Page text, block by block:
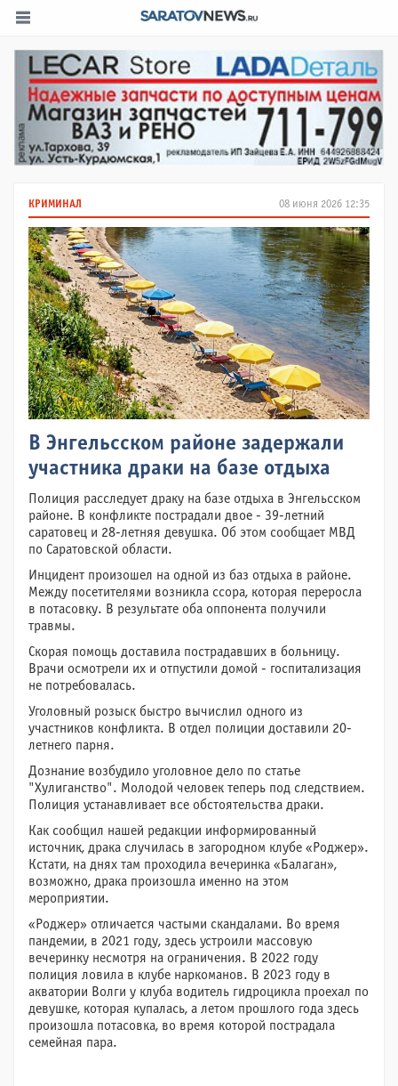
08 июня 2026 12:35
КРИМИНАЛ
В Энгельсском районе задержали
участника драки на базе отдыха
Полиция расследует драку на базе отдыха в Энгельсском
районе. В конфликте пострадали двое - 39-летний
саратовец и 28-летняя девушка. Об этом сообщает МВД
по Саратовской области.
Инцидент произошел на одной из баз отдыха в районе.
Между посетителями возникла ссора, которая переросла
в потасовку. В результате оба оппонента получили
травмы.
Скорая помощь доставила пострадавших в больницу.
Врачи осмотрели их и отпустили домой - госпитализация
не потребовалась.
Уголовный розыск быстро вычислил одного из
участников конфликта. В отдел полиции доставили 20-
летнего парня.
Дознание возбудило уголовное дело по статье
"Хулиганство". Молодой человек теперь под следствием.
Полиция устанавливает все обстоятельства драки.
Как сообщил нашей редакции информированный
источник, драка случилась в загородном клубе «Роджер».
Кстати, на днях там проходила вечеринка «Балаган»,
возможно, драка произошла именно на этом
мероприятии.
«Роджер» отличается частыми скандалами. Во время
пандемии, в 2021 году, здесь устроили массовую
вечеринку несмотря на ограничения. В 2022 году
полиция ловила в клубе наркоманов. В 2023 году в
акватории Волги у клуба водитель гидроцикла проехал по
девушке, которая купалась, а летом прошлого года здесь
произошла потасовка, во время которой пострадала
семейная пара.